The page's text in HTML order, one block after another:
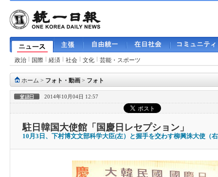
政治 国際 経済 社会 文化 芸能・スポーツ
ホーム > フォト・動画 > フォト
2014年10月04日 12:57
駐日韓国大使館「国慶日レセプション」
10月3日、下村博文文部科学大臣(左）と握手を交わす柳興洙大使（